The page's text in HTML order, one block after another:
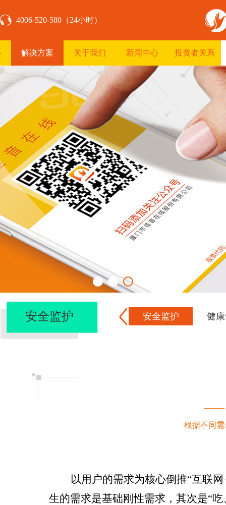
4006-520-580（24小时）
解决方案 关于我们 新闻中心 投资者关系
安全监护 安全监护 健
——
根据不同需
以用户的需求为核心倒推“互联
生的需求是基础刚性需求，其次是“